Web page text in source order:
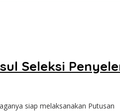
Seleksi
siap melaksanakan Putusan